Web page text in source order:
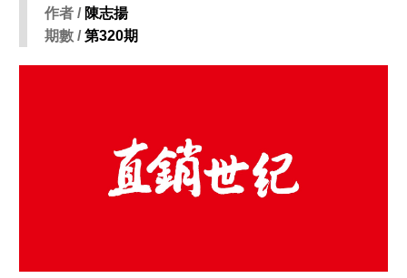
作者 / 陳志揚
期數 /第320期